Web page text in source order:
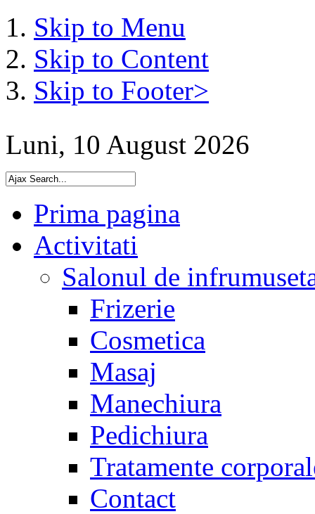
Skip to Menu
Skip to Content
Skip to Footer>
Luni, 10 August 2026
Prima pagina
Activitati
Salonul de
Frizerie
Cosmetica
Masaj
Manechiura
Pedichiura
Tratamente
Contact